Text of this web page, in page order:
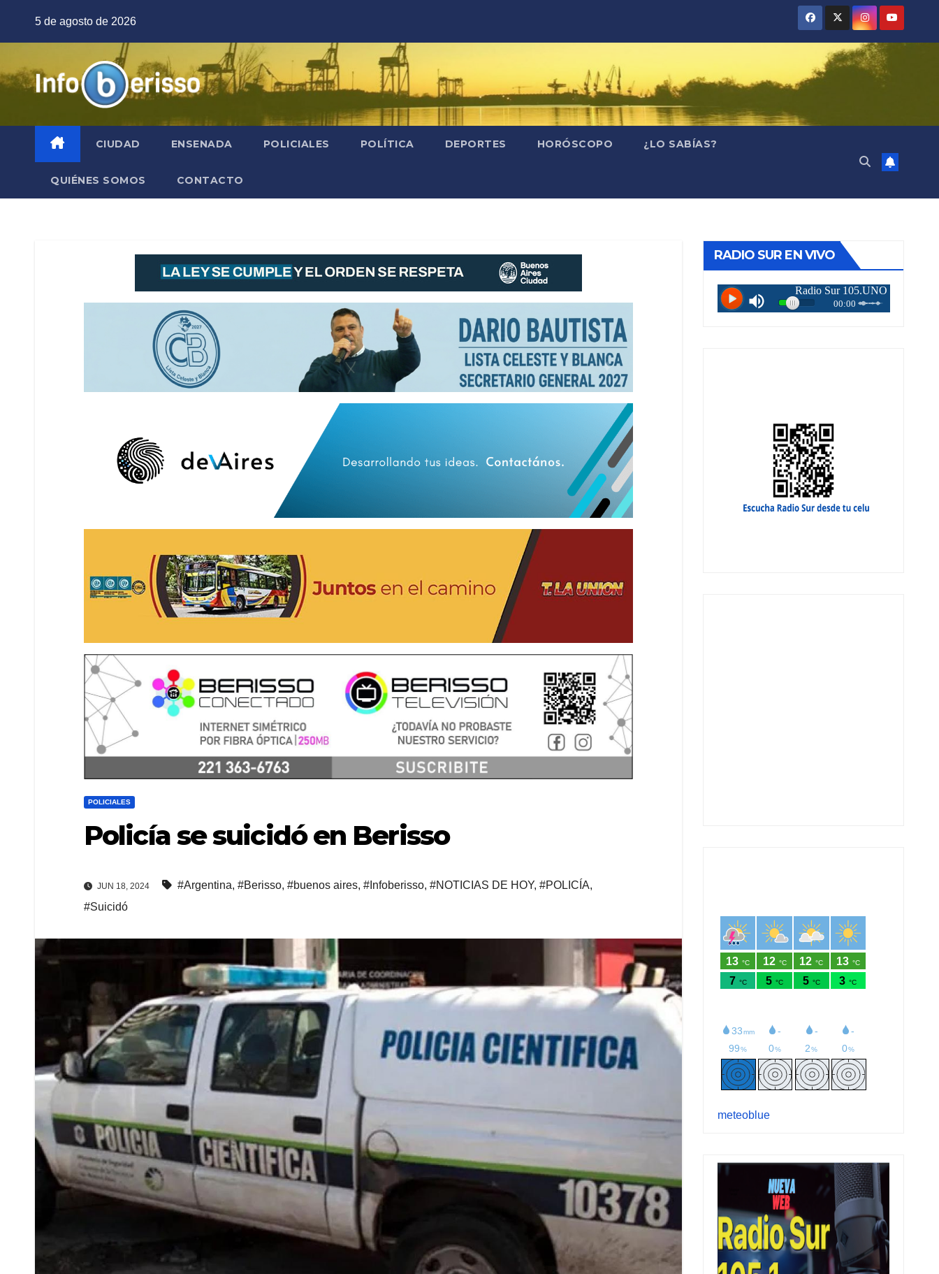
5 de agosto de 2026
CIUDAD ENSENADA POLICIALES POLÍTICA DEPORTES HORÓSCOPO ¿LO SABÍAS?
QUIÉNES SOMOS CONTACTO
POLICIALES
Policía se suicidó en Berisso
JUN 18, 2024 #Argentina, #Berisso, #buenos aires, #Infoberisso, #NOTICIAS DE HOY, #POLICÍA,
#Suicidó
RADIO SUR EN VIVO
meteoblue